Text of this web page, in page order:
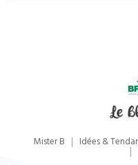
Mister B Idées &